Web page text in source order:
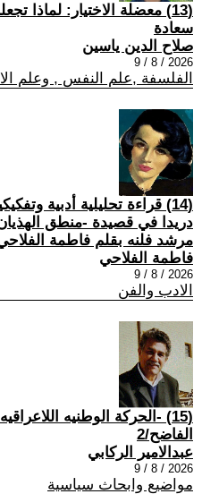
(13) معضلة الاختيار: لماذا
سعادة
صلاح الدين ياسين
2026 / 8 / 9
الفلسفة ,علم النفس , وعلم
(14) قراءة تحليلية أدبية
دريدا في قصيدة -منطق
مرشد فلنه بقلم فاطمة
فاطمة الفلاحي
2026 / 8 / 9
الادب والفن
(15) -الحركة الوطنيه
الفاضح/2
عبدالامير الركابي
2026 / 8 / 9
مواضيع وابحاث سياسية